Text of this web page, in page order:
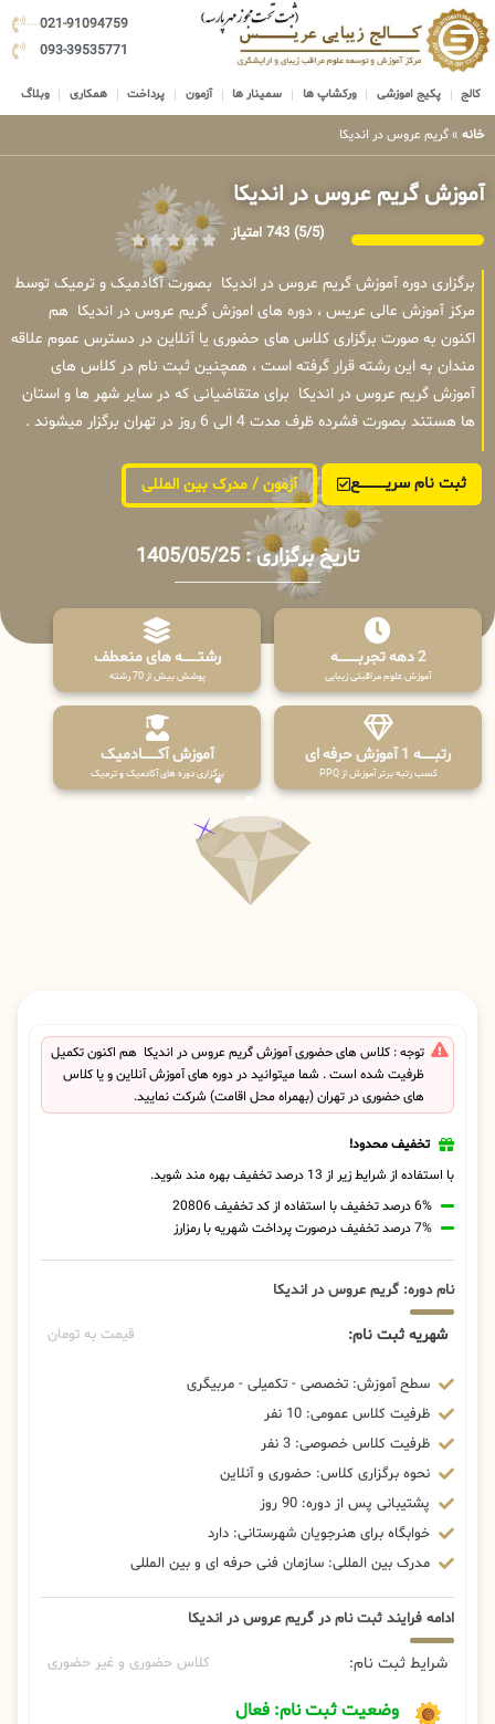
021-91094759
093-39535771
کالج پکیج اموزشی ورکشاپ ها سمینار ها آزمون پرداخت همکاری وبلاگ
خانه » گریم عروس در اندیکا
آموزش گریم عروس در اندیکا
(5/5) 743 امتیاز
برگزاری دوره آموزش گریم عروس در اندیکا بصورت آکادمیک و ترمیک توسط
مرکز آموزش عالی عریس ، دوره های اموزش گریم عروس در اندیکا هم
اکنون به صورت برگزاری کلاس های حضوری یا آنلاین در دسترس عموم علاقه
مندان به این رشته قرار گرفته است ، همچنین ثبت نام در کلاس های
آموزش گریم عروس در اندیکا برای متقاضیانی که در سایر شهر ها و استان
ها هستند بصورت فشرده ظرف مدت 4 الی 6 روز در تهران برگزار میشوند .
ثبت نام سریــــــــــــع آزمون / مدرک بین المللی
تاریخ برگزاری : 1405/05/25
2 دهه تجربـــــــــه
آموزش علوم مراقبتی زیبایی
رشتـــــــه های منعطف
پوشش بیش از 70 رشته
رتبــــــه 1 آموزش حرفه ای
کسب رتبه برتر آموزش از PPQ
آموزش آکـــــــادمیک
برگزاری دوره های آکادمیک و ترمیک
توجه : کلاس های حضوری آموزش گریم عروس در اندیکا هم اکنون تکمیل
ظرفیت شده است . شما میتوانید در دوره های آموزش آنلاین و یا کلاس
های حضوری در تهران (بهمراه محل اقامت) شرکت نمایید.
تخفیف محدود!
با استفاده از شرایط زیر از 13 درصد تخفیف بهره مند شوید.
6% درصد تخفیف با استفاده از کد تخفیف 20806
7% درصد تخفیف درصورت پرداخت شهریه با رمزارز
نام دوره: گریم عروس در اندیکا
شهریه ثبت نام: قیمت به تومان
سطح آموزش: تخصصی - تکمیلی - مربیگری
ظرفیت کلاس عمومی: 10 نفر
ظرفیت کلاس خصوصی: 3 نفر
نحوه برگزاری کلاس: حضوری و آنلاین
پشتیبانی پس از دوره: 90 روز
خوابگاه برای هنرجویان شهرستانی: دارد
مدرک بین المللی: سازمان فنی حرفه ای و بین المللی
ادامه فرایند ثبت نام در گریم عروس در اندیکا
شرایط ثبت نام: کلاس حضوری و غیر حضوری
وضعیت ثبت نام: فعال